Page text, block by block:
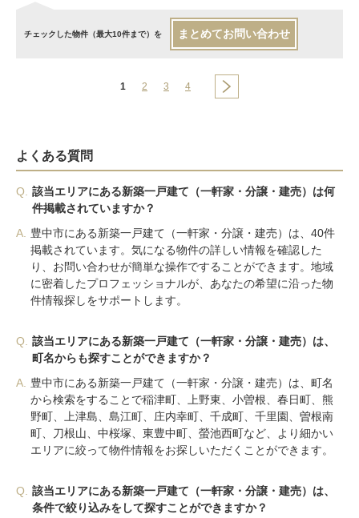
チェックした物件（最大10件まで）を まとめてお問い合わせ
1 2 3 4
よくある質問
Q.
該当エリアにある新築一戸建て（一軒家・分譲・建売）は何
件掲載されていますか？
A.
豊中市にある新築一戸建て（一軒家・分譲・建売）は、40件
掲載されています。気になる物件の詳しい情報を確認した
り、お問い合わせが簡単な操作ですることができます。地域
に密着したプロフェッショナルが、あなたの希望に沿った物
件情報探しをサポートします。
Q.
該当エリアにある新築一戸建て（一軒家・分譲・建売）は、
町名からも探すことができますか？
A.
豊中市にある新築一戸建て（一軒家・分譲・建売）は、町名
から検索をすることで稲津町、上野東、小曽根、春日町、熊
野町、上津島、島江町、庄内幸町、千成町、千里園、曽根南
町、刀根山、中桜塚、東豊中町、螢池西町など、より細かい
エリアに絞って物件情報をお探しいただくことができます。
Q.
該当エリアにある新築一戸建て（一軒家・分譲・建売）は、
条件で絞り込みをして探すことができますか？